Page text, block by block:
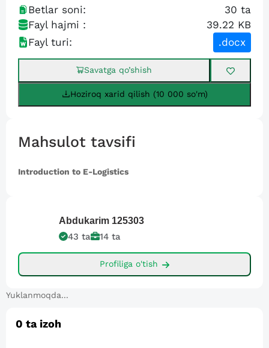
Betlar soni: 30 ta
Fayl hajmi :
39.22 KB
Fayl turi:
.docx
Savatga qo’shish
Hoziroq xarid qilish (10 000 so'm)
Mahsulot tavsifi
Introduction to E-Logistics
Abdukarim 125303
43 ta 14 ta
Profiliga o'tish
Yuklanmoqda...
0 ta izoh